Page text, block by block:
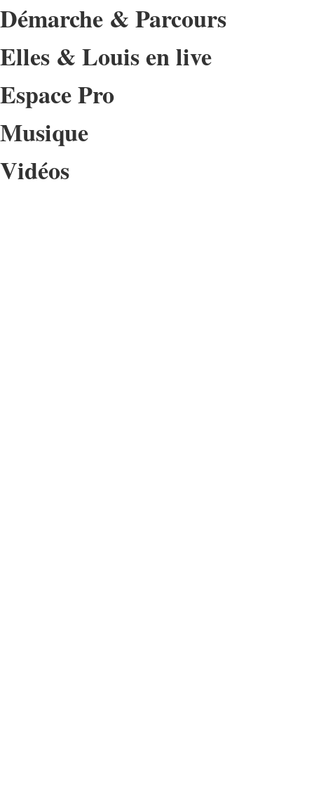
Démarche & Parcours
Elles & Louis en live
Espace Pro
Musique
Vidéos